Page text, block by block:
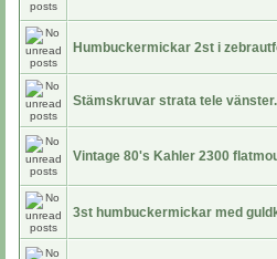
Humbuckermickar 2st i
Stämskruvar strata tele vänster.
Vintage 80's Kahler 2300
3st humbuckermickar med